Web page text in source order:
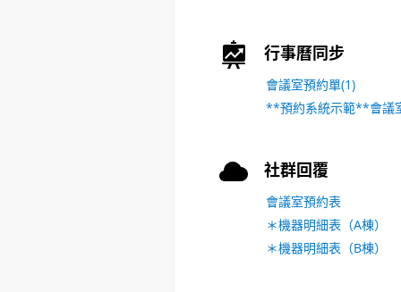
行事曆同步
會議室預約單(1)
**預約系統示範**會議
社群回覆
會議室預約表
＊機器明細表（A棟）
＊機器明細表（B棟）